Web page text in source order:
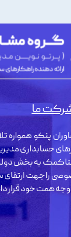
پنکو همواره
حسابداری
کمک به بخش
را جهت ارتقای
همت خود قرار
شرکت ما